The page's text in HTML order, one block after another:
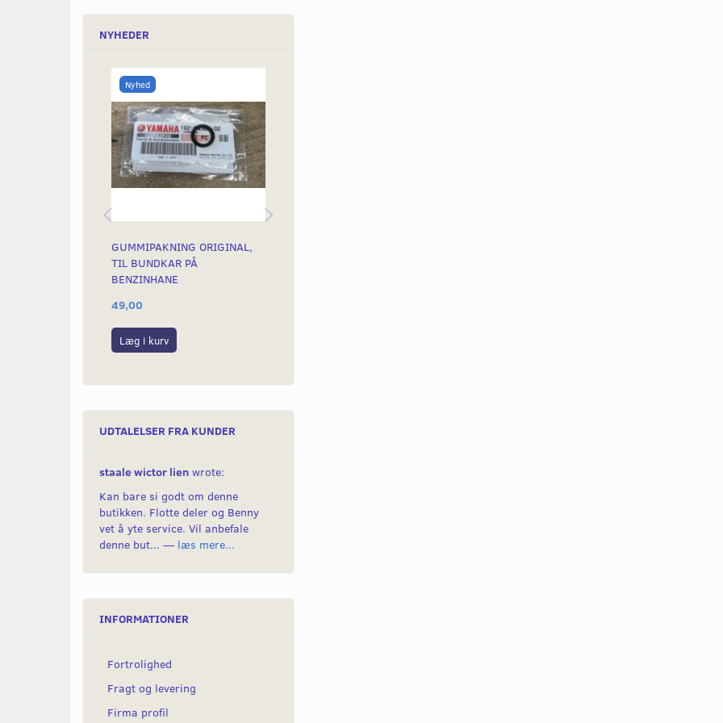
NYHEDER
Nyhed
GUMMIPAKNING ORIGINAL,
TIL BUNDKAR PÅ
BENZINHANE
49,00
Læg i kurv
UDTALELSER FRA KUNDER
staale wictor lien wrote:
Kan bare si godt om denne
butikken. Flotte deler og Benny
vet å yte service. Vil anbefale
denne but... — læs mere...
INFORMATIONER
Fortrolighed
Fragt og levering
Firma profil